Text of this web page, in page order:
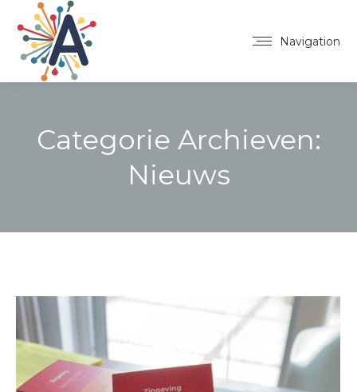
Navigation
Categorie Archieven:
Nieuws